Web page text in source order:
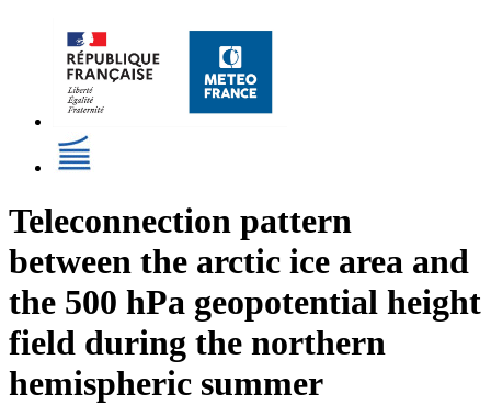
Teleconnection pattern
between the arctic ice area and
the 500 hPa geopotential height
field during the northern
hemispheric summer